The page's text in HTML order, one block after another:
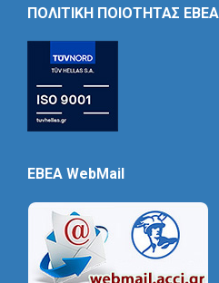
ΠΟΛΙΤΙΚΗ ΠΟΙΟΤΗΤΑΣ ΕΒΕΑ
EBEA WebMail